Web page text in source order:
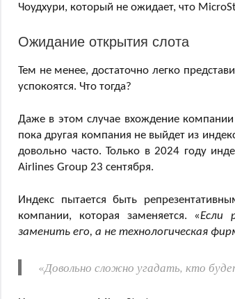
Чоудхури, который не ожидает, что
Ожидание открытия слота
Тем не менее, достаточно легко
успокоятся. Что тогда?
Даже в этом случае вхождение компании
пока другая компания не выйдет из
довольно часто. Только в 2024 году
Airlines Group 23 сентября.
Индекс пытается быть
компании, которая заменяется. «Если
заменить его, а не технологическая
«Довольно сложно угадать, кто